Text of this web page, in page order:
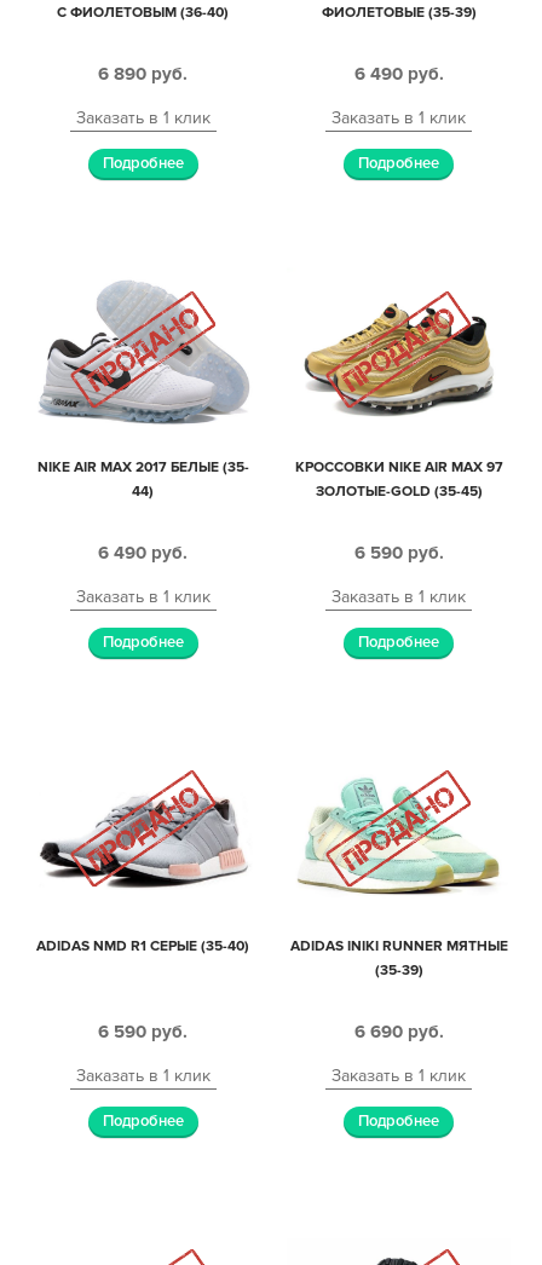
С ФИОЛЕТОВЫМ (36-40)
6 890 руб.
Заказать в 1 клик
Подробнее
ФИОЛЕТОВЫЕ (35-39)
6 490 руб.
Заказать в 1 клик
Подробнее
NIKE AIR MAX 2017 БЕЛЫЕ (35-
44)
6 490 руб.
Заказать в 1 клик
Подробнее
КРОССОВКИ NIKE AIR MAX 97
ЗОЛОТЫЕ-GOLD (35-45)
6 590 руб.
Заказать в 1 клик
Подробнее
ADIDAS NMD R1 СЕРЫЕ (35-40)
6 590 руб.
Заказать в 1 клик
Подробнее
ADIDAS INIKI RUNNER МЯТНЫЕ
(35-39)
6 690 руб.
Заказать в 1 клик
Подробнее